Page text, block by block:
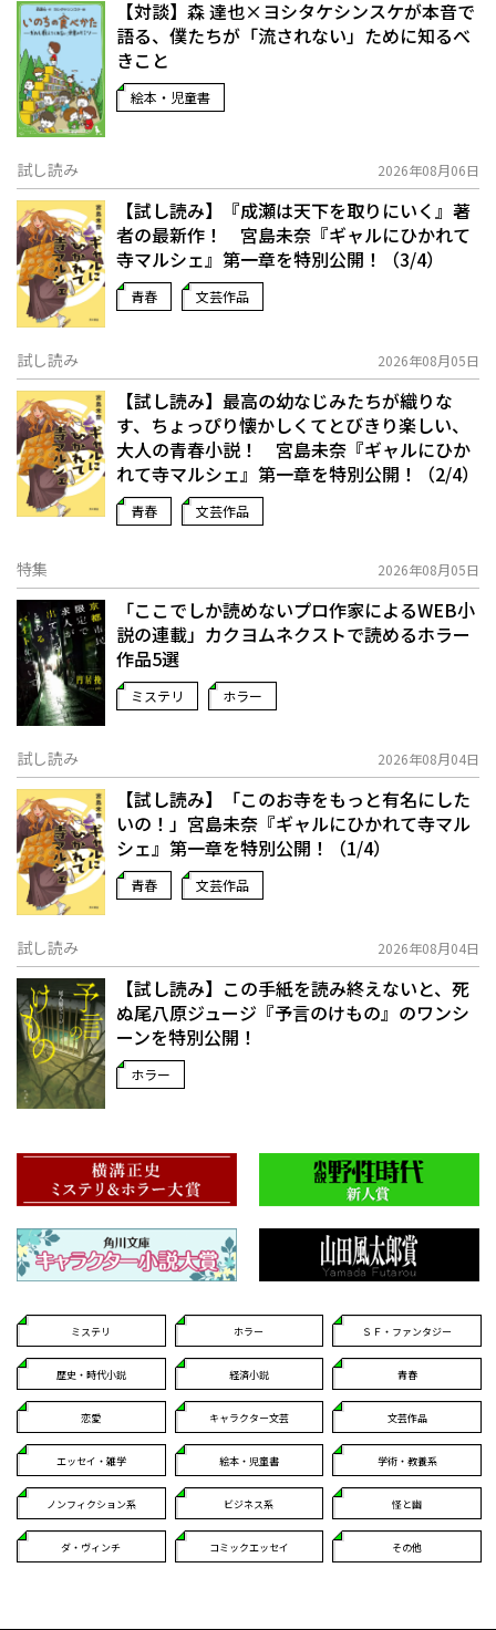
【対談】森 達也×ヨシタケシンスケが本音で
語る、僕たちが「流されない」ために知るべ
きこと
絵本・児童書
試し読み 2026年08月06日
【試し読み】『成瀬は天下を取りにいく』著
者の最新作！ 宮島未奈『ギャルにひかれて
寺マルシェ』第一章を特別公開！（3/4）
青春 文芸作品
試し読み 2026年08月05日
【試し読み】最高の幼なじみたちが織りな
す、ちょっぴり懐かしくてとびきり楽しい、
大人の青春小説！ 宮島未奈『ギャルにひか
れて寺マルシェ』第一章を特別公開！（2/4）
青春 文芸作品
特集 2026年08月05日
「ここでしか読めないプロ作家によるWEB小
説の連載」――カクヨムネクストで読めるホラー
作品5選
ミステリ ホラー
試し読み 2026年08月04日
【試し読み】「このお寺をもっと有名にした
いの！」宮島未奈『ギャルにひかれて寺マル
シェ』第一章を特別公開！（1/4）
青春 文芸作品
試し読み 2026年08月04日
【試し読み】この手紙を読み終えないと、死
ぬ――尾八原ジュージ『予言のけもの』のワンシ
ーンを特別公開！
ホラー
ミステリ ホラー ＳＦ・ファンタジー
歴史・時代小説 経済小説 青春
恋愛 キャラクター文芸 文芸作品
エッセイ・雑学 絵本・児童書 学術・教養系
ノンフィクション系 ビジネス系 怪と幽
ダ・ヴィンチ コミックエッセイ その他